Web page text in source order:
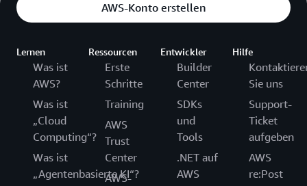
AWS-Konto erstellen
Lernen
Was ist
AWS?
Was ist
„Cloud
Computing“?
Was ist
„Agentenbasierte KI“?
Ressourcen
Erste
Schritte
Training
AWS
Trust
Center
AWS-
Entwickler
Builder
Center
SDKs
und
Tools
.NET auf
AWS
Hilfe
Sie uns
Support-
Ticket
aufgeben
AWS
re:Post